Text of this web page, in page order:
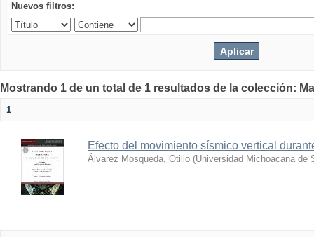
Nuevos filtros:
Mostrando 1 de un total de 1 resultados de la colección:
1
Efecto del movimiento sísmico vertical
Álvarez Mosqueda, Otilio (Universidad Michoacana de